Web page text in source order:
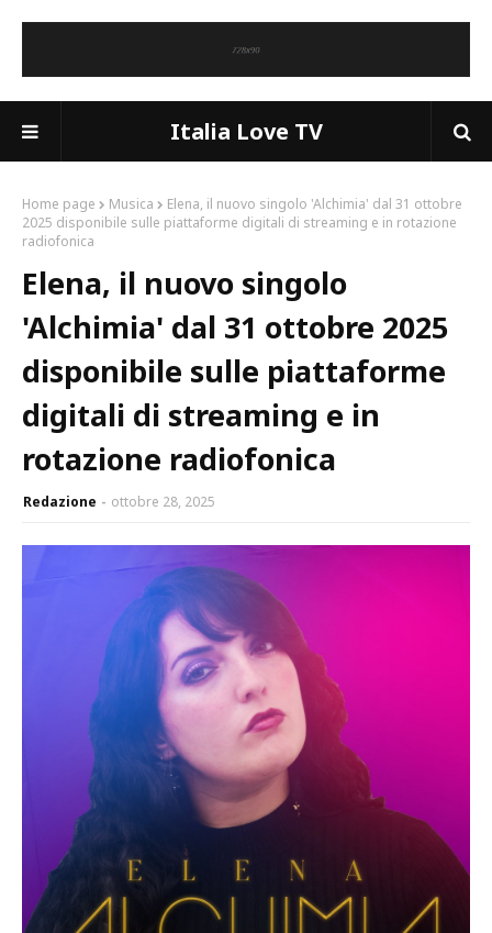
Italia Love TV
Home page Musica
Elena, il nuovo singolo 'Alchimia' dal 31 ottobre
2025 disponibile sulle piattaforme digitali di streaming e in rotazione
radiofonica
Elena, il nuovo singolo
'Alchimia' dal 31 ottobre 2025
disponibile sulle piattaforme
digitali di streaming e in
rotazione radiofonica
Redazione ottobre 28, 2025